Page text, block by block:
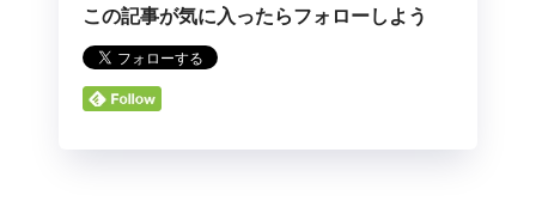
この記事が気に入ったらフォローしよう